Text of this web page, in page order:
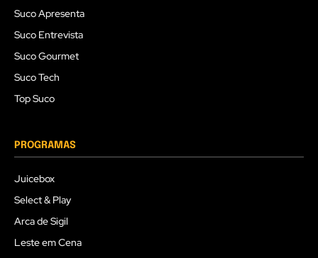
Suco Apresenta
Suco Entrevista
Suco Gourmet
Suco Tech
Top Suco
PROGRAMAS
Juicebox
Select & Play
Arca de Sigil
Leste em Cena